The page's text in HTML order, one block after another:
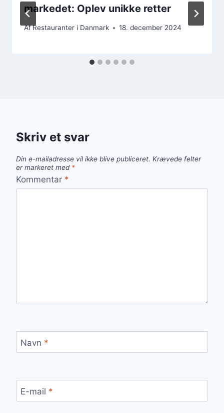
markedet: Oplev unikke retter
AfRestauranter i Danmark 18. december 2024
Skriv et svar
Din e-mailadresse vil ikke blive publiceret. Krævede felter
er markeret med *
Kommentar *
Navn *
E-mail *